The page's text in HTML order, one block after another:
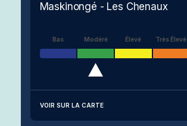
Maskinongé - Les Chenaux
Bas Modéré Élevé Très Élevé
VOIR SUR LA CARTE